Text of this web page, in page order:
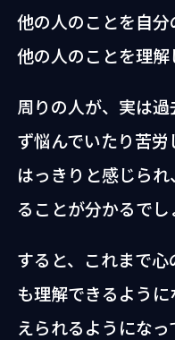
他の人のことを自分
他の人のことを理解
周りの人が、実は
ず悩んでいたり苦
はっきりと感じら
ることが分かるでし
すると、これまで
も理解できるよう
えられるようになっ